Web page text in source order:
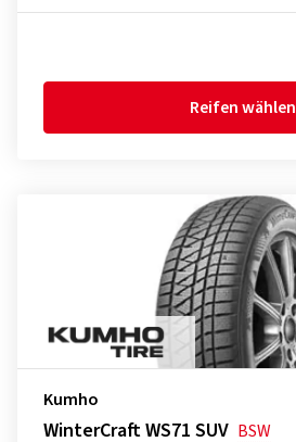
Reifen wählen
Kumho
WinterCraft WS71 SUV BSW